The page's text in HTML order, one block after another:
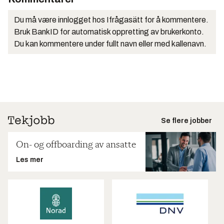
Du må være innlogget hos Ifrågasätt for å kommentere.
Bruk BankID for automatisk oppretting av brukerkonto.
Du kan kommentere under fullt navn eller med kallenavn.
Se flere jobber
On- og offboarding av ansatte
Les mer